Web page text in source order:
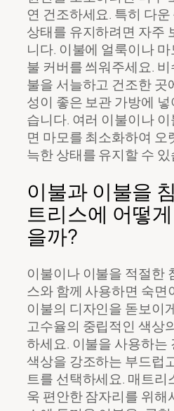
연 건조하세요. 특히 다
상태를 유지하려면 자주
니다. 이불에 얼룩이나
불 커버를 씌워주세요.
불을 서늘하고 건조한 곳
성이 좋은 보관 가방에
습니다. 여러 이불이나
면 마모를 최소화하여
늑한 상태를 유지할 수 있
이불과 이불을
트리스에 어떻
을까?
이불이나 이불을 적절한
스와 함께 사용하면 숙면
이불의 디자인을 돋보이
고수율의 중립적인 색상
하세요. 이불을 사용하는
색상을 강조하는 부드럽
트를 선택하세요. 매트리
욱 편안한 잠자리를 위해